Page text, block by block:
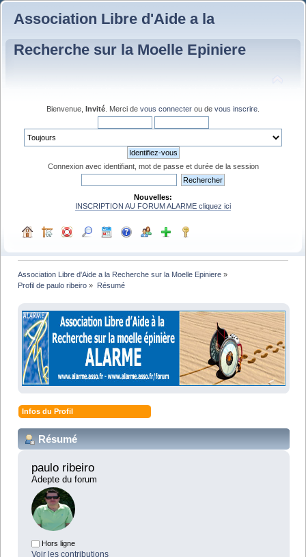
Association Libre d'Aide a la
Recherche sur la Moelle Epiniere
Bienvenue, Invité . Merci de vous connecter ou de vous inscrire
Connexion avec identifiant, mot de passe et durée de la session
Nouvelles:
INSCRIPTION AU FORUM ALARME cliquez ici
Association Libre d'Aide a la Recherche sur la Moelle Epiniere »
Profil de paulo ribeiro » Résumé
Infos du Profil
Résumé
paulo ribeiro
Adepte du forum
Hors ligne
Voir les contributions